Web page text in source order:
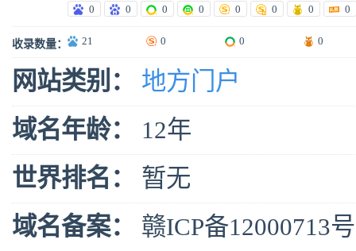
0
0 0 0 0 0 0 0
收录数量： 21 0 0 0
网站类别：
地方门户
域名年龄：
12年
世界排名：
暂无
域名备案：
赣ICP备12000713